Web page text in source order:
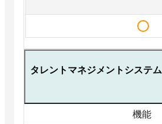
タレントマネジメントシステム
機能